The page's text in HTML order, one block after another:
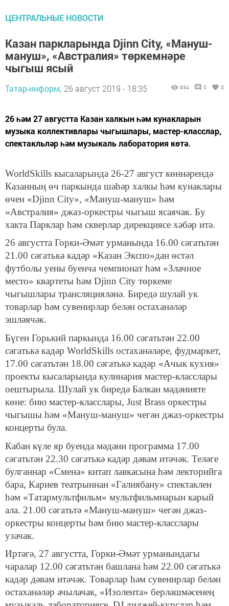
ЦЕНТРАЛЬНЫЕ НОВОСТИ
Казан паркларында Djinn City, «Мануш-
мануш», «Австралия» төркемнәре
чыгыш ясый
Татар-информ, 26 август 2019 - 18:35 834 0 0
26 һәм 27 августта Казан халкын һәм кунакларын
музыка коллективлары чыгышлары, мастер-класслар,
спектакльләр һәм музыкаль лаборатория көтә.
WorldSkills кысаларында 26-27 август көннәрендә
Казанның өч паркында шәһәр халкы һәм кунаклары
өчен «Djinn City», «Мануш-мануш» һәм
«Австралия» джаз-оркестры чыгыш ясаячак. Бу
хакта Парклар һәм скверлар дирекциясе хәбәр итә.
26 августта Горки-Әмәт урманында 16.00 сәгатьтән
21.00 сәгатькә кадәр «Казан Экспо»дан өстәл
футболы уены буенча чемпионат һәм «Злачное
место» квартеты һәм Djinn City төркеме
чыгышлары трансляцияләнә. Биредә шулай ук
товарлар һәм сувенирлар белән остаханәләр
эшләячәк.
Бүген Горький паркында 16.00 сәгатьтән 22.00
сәгатькә кадәр WorldSkills остаханәләре, фудмаркет,
17.00 сәгатьтән 18.00 сәгатькә кадәр «Ачык кухня»
проекты кысаларында кулинария мастер-класслары
оештырыла. Шулай ук биредә Балкан мәдәнияте
көне: бию мастер-класслары, Just Brass оркестры
чыгышы һәм «Мануш-мануш» чегән джаз-оркестры
концерты була.
Кабан күле яр буенда мәдәни программа 17.00
сәгатьтән 22.30 сәгатькә кадәр дәвам итәчәк. Теләге
булганнар «Смена» китап лавкасына һәм лекторийга
бара, Кариев театрыннан «Галиябану» спектаклен
һәм «Татармультфильм» мультфильмнарын карый
ала. 21.00 сәгатьтә «Мануш-мануш» чегән джаз-
оркестры концерты һәм бию мастер-класслары
узачак.
Иртәгә, 27 августта, Горки-Әмәт урманындагы
чаралар 12.00 сәгатьтән башлана һәм 22.00 сәгатькә
кадәр дәвам итәчәк. Товарлар һәм сувенирлар белән
остаханәләр ачылачак, «Изолента» берләшмәсенең